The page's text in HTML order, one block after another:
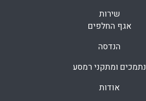
שירות
אגף החלפים
הנדסה
נתמכים ומתקני רמסע
אודות